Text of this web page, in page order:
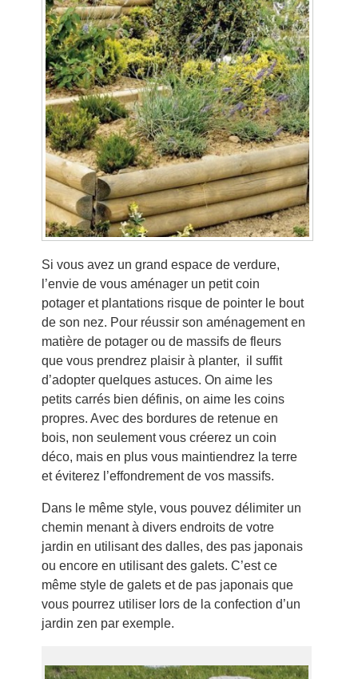
Si vous avez un grand espace de verdure,
l’envie de vous aménager un petit coin
potager et plantations risque de pointer le bout
de son nez. Pour réussir son aménagement en
matière de potager ou de massifs de fleurs
que vous prendrez plaisir à planter, il suffit
d’adopter quelques astuces. On aime les
petits carrés bien définis, on aime les coins
propres. Avec des bordures de retenue en
bois, non seulement vous créerez un coin
déco, mais en plus vous maintiendrez la terre
et éviterez l’effondrement de vos massifs.
Dans le même style, vous pouvez délimiter un
chemin menant à divers endroits de votre
jardin en utilisant des dalles, des pas japonais
ou encore en utilisant des galets. C’est ce
même style de galets et de pas japonais que
vous pourrez utiliser lors de la confection d’un
jardin zen par exemple.